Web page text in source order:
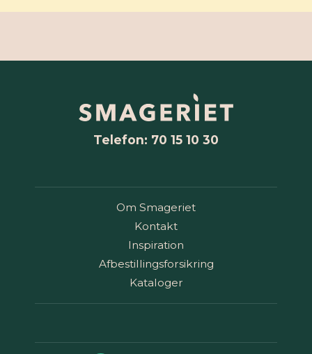
Telefon: 70 15 10 30
Om Smageriet
Kontakt
Inspiration
Afbestillingsforsikring
Kataloger